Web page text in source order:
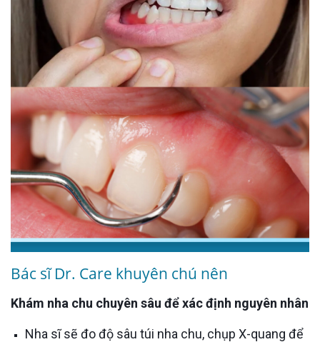
Bác sĩ Dr. Care khuyên chú nên
Khám nha chu chuyên sâu để xác định nguyên nhân
Nha sĩ sẽ đo độ sâu túi nha chu, chụp X-quang để